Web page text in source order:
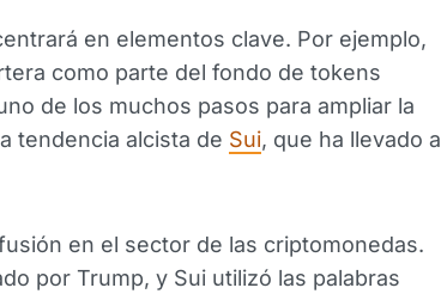
en elementos clave. Por ejemplo,
como parte del fondo de tokens
de los muchos pasos para ampliar la
tendencia alcista de Sui, que ha llevado a
en el sector de las criptomonedas.
por Trump, y Sui utilizó las palabras